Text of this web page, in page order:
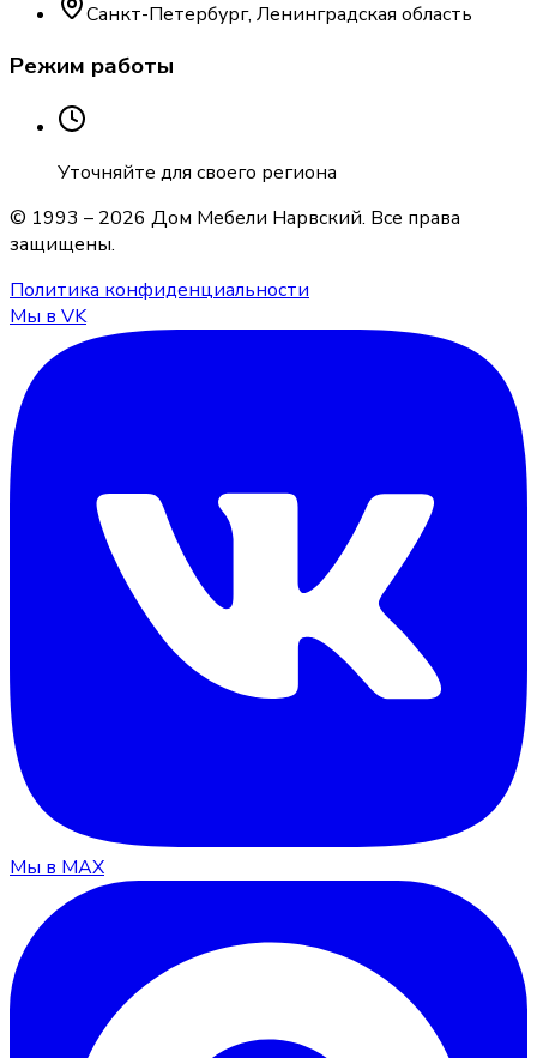
Санкт-Петербург, Ленинградская область
Режим работы
Уточняйте для своего региона
© 1993 – 2026 Дом Мебели Нарвский. Все права
защищены.
Политика конфиденциальности
Мы в VK
Мы в MAX